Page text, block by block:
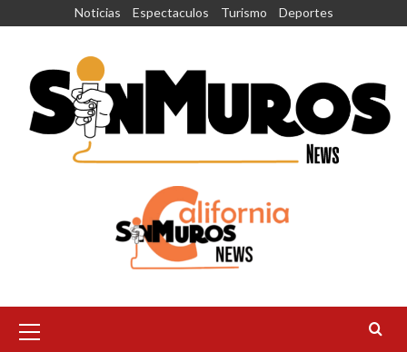
Noticias Espectaculos Turismo Deportes
principal